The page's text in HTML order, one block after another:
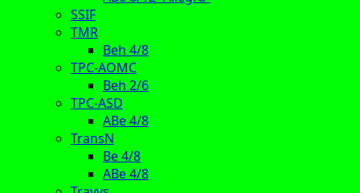
SSIF
TMR
Beh 4/8
TPC-AOMC
Beh 2/6
TPC-ASD
ABe 4/8
TransN
Be 4/8
ABe 4/8